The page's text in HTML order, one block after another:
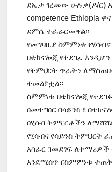
ደኤታ ገረመው ሁሉቃ(ዶ/ር) እና
competence Ethiopia
ደምሴ ተፈራርመዋል፡፡
የመግባቢያ ስምምነቱ
በቴክኖሎጂ የተደገፈ
የትምህርት ጥራትን
ተመልክቷል፡፡
ስምምነቱ በቴክኖሎጂ
በመተግበር በሳይንስ ፣
በሂሳብ ትምህርቶችን
የሂሳብና የሳይንስ ትምህርት
አሰራር በመደገፍ ለተማሪዎች
እንደሚሰጥ በስምምነቱ